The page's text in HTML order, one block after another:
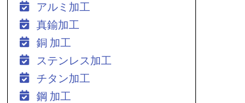
アルミ加工
真鍮加工
銅 加工
ステンレス加工
チタン加工
鋼 加工